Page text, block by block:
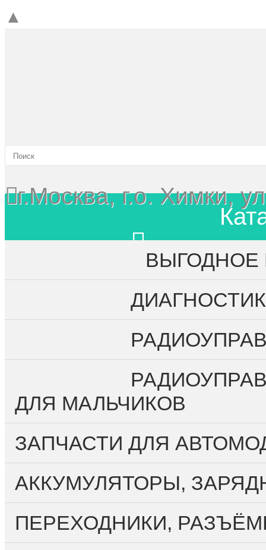
▲
г.Москва, г.о. Химки,
Контакты
ВЫГОДНОЕ
ДЛЯ МАЛЬЧИКОВ
ЗАПЧАСТИ ДЛЯ
АККУМУЛЯТОРЫ,
ПЕРЕХОДНИКИ,